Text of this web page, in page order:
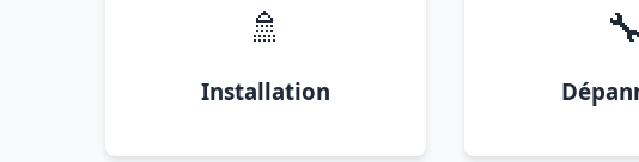
🚿
Installation
🔧